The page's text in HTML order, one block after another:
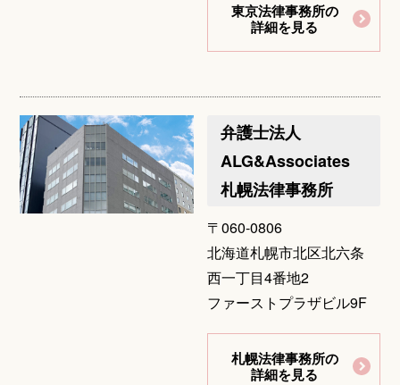
東京法律事務所の
詳細を見る
弁護士法人
ALG&Associates
札幌法律事務所
〒060-0806
北海道札幌市北区北六条
⻄⼀丁目4番地2
ファーストプラザビル9F
札幌法律事務所の
詳細を見る